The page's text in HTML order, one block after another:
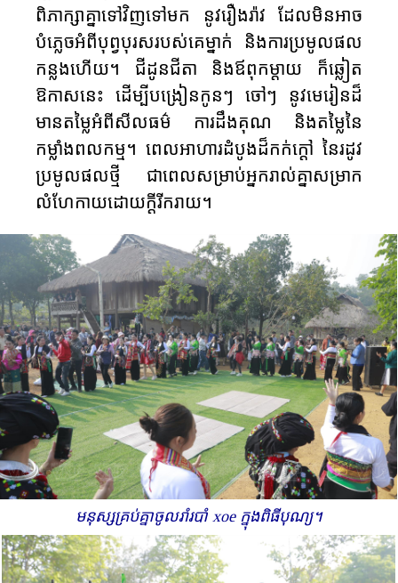
ពិភាក្សា​គ្នា​ទៅ​វិញ​ទៅ​មក​ នូវ​រឿងរ៉ាវ ​ដែលមិនអាច
បំភ្លេចអំពីបុព្វបុរសរបស់គេម្នាក់ និងការប្រមូលផល
កន្លងហើយ​។ ជីដូនជីតា និងឪពុកម្តាយ ក៏ឆ្លៀត
ឱកាសនេះ ដើម្បីបង្រៀនកូនៗ ចៅៗ នូវមេរៀនដ៏
មានតម្លៃអំពីសីលធម៌ ការដឹងគុណ និងតម្លៃនៃ
កម្លាំងពលកម្ម​។ ពេលអាហារ​ដំបូង​ដ៏​កក់ក្ដៅ​ នៃ​រដូវ​
ប្រមូល​ផលថ្មី ​ជា​ពេល​សម្រាប់​អ្នក​រាល់​គ្នា​សម្រាក​
លំហែកាយ​ដោយក្ដី​រីករាយ​។
មនុស្ស​គ្រប់​គ្នា​ចូលរាំ​របាំ xoe ក្នុង​ពិធីបុណ្យ។